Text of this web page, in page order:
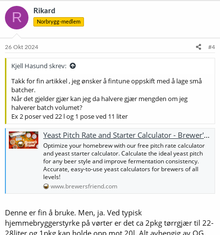
k
s
j
o
e
R Rikard
Norbrygg-medlem
26 Okt 2024 #4
Kjell Hasund skrev:
Takk for fin artikkel , jeg ønsker å fintune oppskift med å lage små
batcher.
Når det gjelder gjær kan jeg da halvere gjær mengden om jeg
halverer batch volumet?
Ex 2 poser ved 22 l og 1 pose ved 11 liter
Yeast Pitch Rate and Starter Calculator - Brewer's Friend
Optimize your homebrew with our free pitch rate calculator
and yeast starter calculator. Calculate the ideal yeast pitch
for any beer style and improve fermentation consistency.
Accurate, easy-to-use yeast calculators for brewers of all
levels!
www.brewersfriend.com
Denne er fin å bruke. Men, ja. Ved typisk
hjemmebryggerstyrke på vørter er det ca 2pkg tørrgjær til 22-